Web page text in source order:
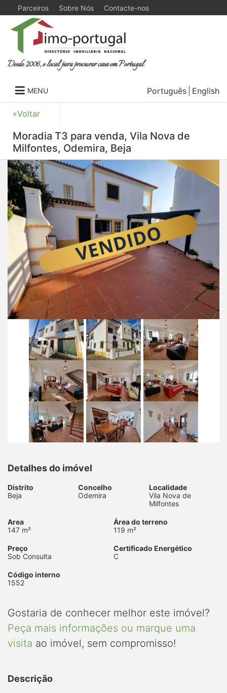
Parceiros Sobre Nós Contacte-nos
Desde 2006, o local para procurar casa em Portugal
MENU Português English
«Voltar
Moradia T3 para venda, Vila Nova de
Milfontes, Odemira, Beja
Detalhes do imóvel
Distrito
Beja
Concelho
Odemira
Localidade
Vila Nova de
Milfontes
Area
147 m²
Área do terreno
119 m²
Preço
Sob Consulta
Certificado Energético
C
Código interno
1552
Gostaria de conhecer melhor este imóvel?
Peça mais informações ou marque uma
visita ao imóvel, sem compromisso!
Descrição